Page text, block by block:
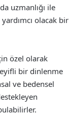
uzmanlığı ile
olacak bir
özel olarak
bir dinlenme
ve bedensel